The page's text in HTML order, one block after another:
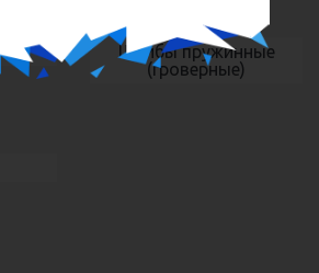
Шайбы пружинные
(гроверные)